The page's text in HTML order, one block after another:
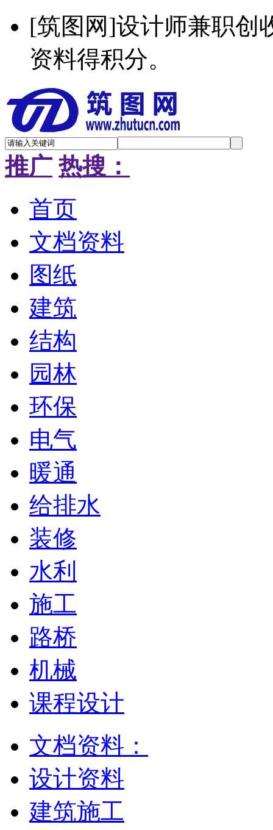
[筑图网]设计师兼职创
资料得积分。
推广 热搜：
首页
文档资料
图纸
建筑
结构
园林
环保
电气
暖通
给排水
装修
水利
施工
路桥
机械
课程设计
文档资料：
设计资料
建筑施工